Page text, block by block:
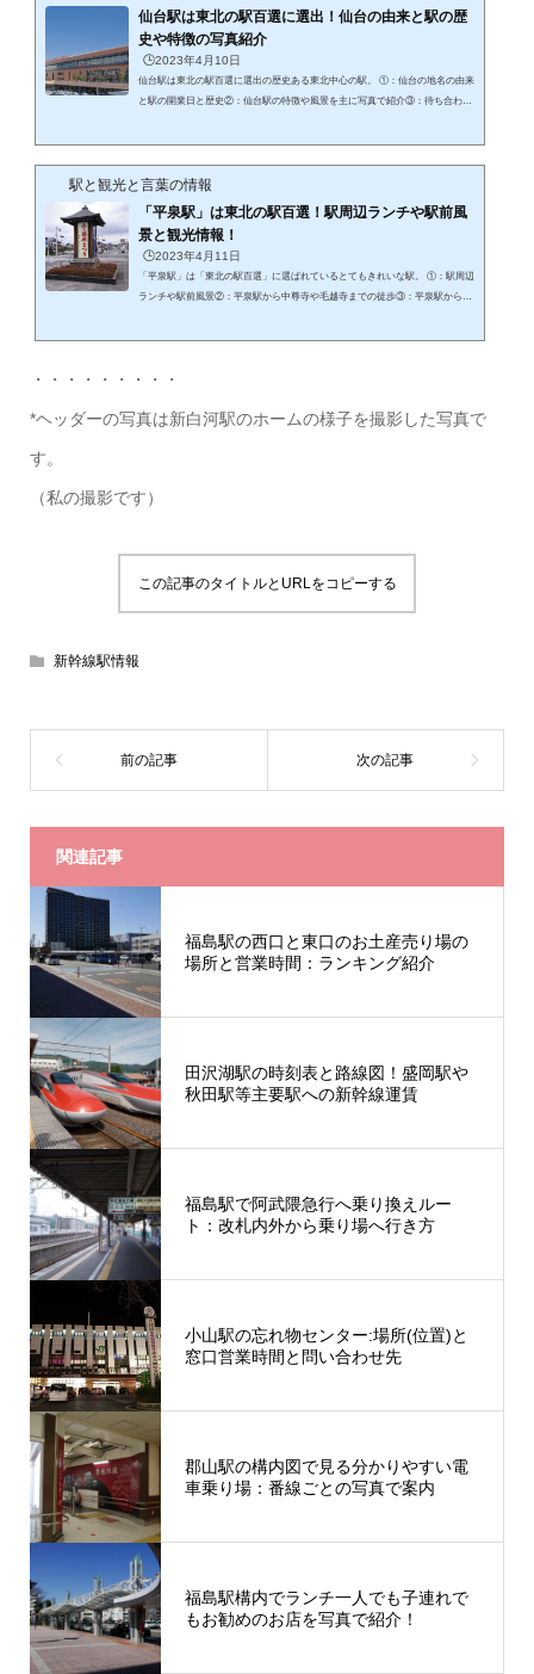
仙台駅は東北の駅百選に選出！仙台の由来と駅の歴
史や特徴の写真紹介
🕒️2023年4月10日
仙台駅は東北の駅百選に選出の歴史ある東北中心の駅。 ①：仙台の地名の由来
と駅の開業日と歴史②：仙台駅の特徴や風景を主に写真で紹介③：待ち合わせ
ニュメント（証）は以下。もう一枚。仙台を説明するうえで欠かせない ①：
「杜の賛歌」②：「地名の由来」の銘板が同時に掲げられています。以下説明
しま...
駅と観光と言葉の情報
「平泉駅」は東北の駅百選！駅周辺ランチや駅前風
景と観光情報！
🕒️2023年4月11日
「平泉駅」は「東北の駅百選」に選ばれているとてもきれいな駅。 ①：駅周辺
ランチや駅前風景②：平泉駅から中尊寺や毛越寺までの徒歩③：平泉駅から一
「杜」が見えます。東北の駅百選の証明「東北の駅百選」とは？以下の解説。
環...
・・・・・・・・・
*ヘッダーの写真は新白河駅のホームの様子を撮影した写真で
す。
（私の撮影です）
この記事のタイトルとURLをコピーする
新幹線駅情報
関連記事
福島駅の西口と東口のお土産売り場の
場所と営業時間：ランキング紹介
田沢湖駅の時刻表と路線図！盛岡駅や
秋田駅等主要駅への新幹線運賃
福島駅で阿武隈急行へ乗り換えルー
ト：改札内外から乗り場へ行き方
小山駅の忘れ物センター:場所(位置)と
窓口営業時間と問い合わせ先
郡山駅の構内図で見る分かりやすい電
車乗り場：番線ごとの写真で案内
福島駅構内でランチ一人でも子連れで
もお勧めのお店を写真で紹介！